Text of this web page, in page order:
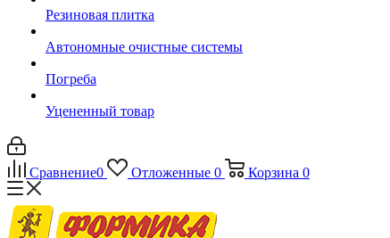
Резиновая плитка
Автономные очистные системы
Погреба
Уцененный товар
Сравнение0 Отложенные 0 Корзина 0